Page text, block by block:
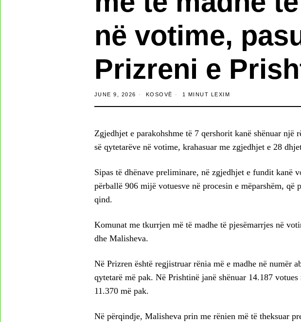
në votime,
Prizreni e
JUNE 9, 2026 KOSOVË 1 MINUT LEXIM
Zgjedhjet e parakohshme të 7 qershorit kanë shënuar një
së qytetarëve në votime, krahasuar me zgjedhjet e 28
Sipas të dhënave preliminare, në zgjedhjet e fundit kanë
përballë 906 mijë votuesve në procesin e mëparshëm, që
qind.
Komunat me tkurrjen më të madhe të pjesëmarrjes në
dhe Malisheva.
Në Prizren është regjistruar rënia më e madhe në numër
qytetarë më pak. Në Prishtinë janë shënuar 14.187
11.370 më pak.
Në përqindje, Malisheva prin me rënien më të theksuar